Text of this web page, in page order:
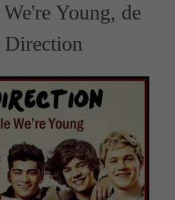
Young, de
Direction